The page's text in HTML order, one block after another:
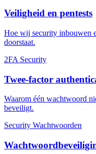
Veiligheid en pentests
Hoe wij security inbouwen
doorstaat.
2FA Security
Twee-factor
Waarom één wachtwoord
beveiligt.
Security Wachtwoorden